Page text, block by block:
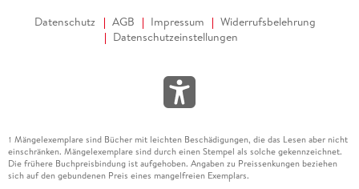
Datenschutz AGB Impressum
Widerrufsbelehrung
Datenschutzeinstellungen
1 Mängelexemplare sind Bücher mit leichten Beschädigungen, die das Lesen aber nicht
einschränken. Mängelexemplare sind durch einen Stempel als solche gekennzeichnet.
Die frühere Buchpreisbindung ist aufgehoben. Angaben zu Preissenkungen beziehen
sich auf den gebundenen Preis eines mangelfreien Exemplars.